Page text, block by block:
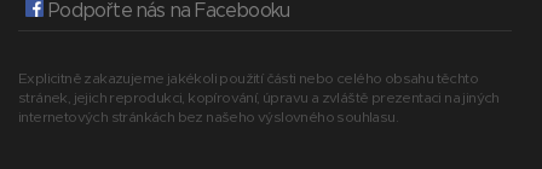
Podpořte nás na Facebooku
Explicitně zakazujeme jakékoli použití části nebo celého obsahu těchto
stránek, jejich reprodukci, kopírování, úpravu a zvláště prezentaci na jiných
internetových stránkách bez našeho výslovného souhlasu.